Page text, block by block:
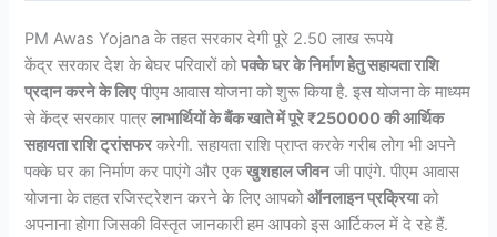
PM Awas Yojana के तहत सरकार देगी पूरे 2.50 लाख रूपये
केंद्र सरकार देश के बेघर परिवारों कोपक्के घर के निर्माण हेतु सहायता राशि
प्रदान करने के लिएपीएम आवास योजना को शुरू किया है. इस योजना के माध्यम
से केंद्र सरकार पात्रलाभार्थियों के बैंक खाते में पूरे ₹250000 की आर्थिक
सहायता राशि ट्रांसफरकरेगी. सहायता राशि प्राप्त करके गरीब लोग भी अपने
पक्के घर का निर्माण कर पाएंगे और एकखुशहाल जीवनजी पाएंगे. पीएम आवास
योजना के तहत रजिस्ट्रेशन करने के लिए आपकोऑनलाइन प्रक्रियाको
अपनाना होगा जिसकी विस्तृत जानकारी हम आपको इस आर्टिकल में दे रहे हैं.